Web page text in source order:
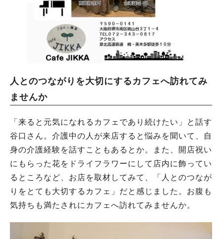
人とのつながりを大切にするカフェへ訪れてみ
ませんか
「来ると元気になれるカフェであり続けたい」と話す
谷口さん。介護中の人が来店すると悩みを聞いて、自
身の介護経験を話すこともあるとか。また、開店祝い
にもらった花をドライフラワーにして店内に飾ってい
るところなど、お店を取材してみて、「人とのつなが
りをとても大切するカフェ」だと感じました。お腹も
気持ちも満たされにカフェへ訪れてみませんか。